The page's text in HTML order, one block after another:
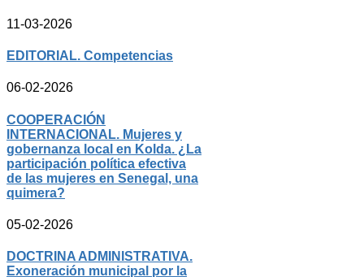
11-03-2026
EDITORIAL. Competencias
06-02-2026
COOPERACIÓN
INTERNACIONAL. Mujeres y
gobernanza local en Kolda. ¿La
participación política efectiva
de las mujeres en Senegal, una
quimera?
05-02-2026
DOCTRINA ADMINISTRATIVA.
Exoneración municipal por la